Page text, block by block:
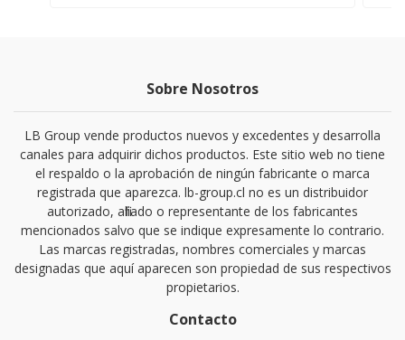
Sobre Nosotros
LB Group vende productos nuevos y excedentes y desarrolla
canales para adquirir dichos productos. Este sitio web no tiene
el respaldo o la aprobación de ningún fabricante o marca
registrada que aparezca. lb-group.cl no es un distribuidor
autorizado, afiliado o representante de los fabricantes
mencionados salvo que se indique expresamente lo contrario.
Las marcas registradas, nombres comerciales y marcas
designadas que aquí aparecen son propiedad de sus respectivos
propietarios.
Contacto